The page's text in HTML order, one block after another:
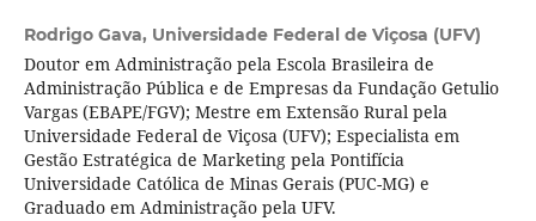
Rodrigo Gava, Universidade Federal de Viçosa (UFV)
Doutor em Administração pela Escola Brasileira de
Administração Pública e de Empresas da Fundação Getulio
Vargas (EBAPE/FGV); Mestre em Extensão Rural pela
Universidade Federal de Viçosa (UFV); Especialista em
Gestão Estratégica de Marketing pela Pontifícia
Universidade Católica de Minas Gerais (PUC-MG) e
Graduado em Administração pela UFV.